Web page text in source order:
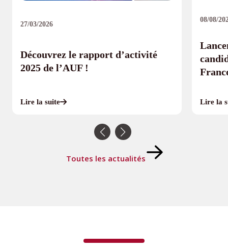
27/03/2026
Découvrez le rapport d’activité
2025 de l’AUF !
Lire la suite
08/08/
Lire la
Toutes les actualités